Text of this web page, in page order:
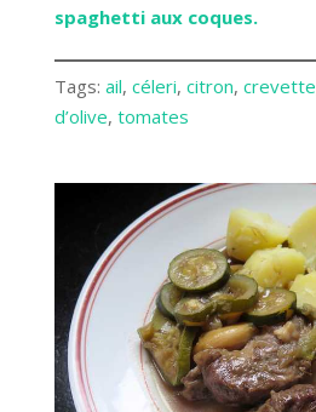
spaghetti aux coques.
Tags: ail, céleri, citron, crevette
d’olive, tomates